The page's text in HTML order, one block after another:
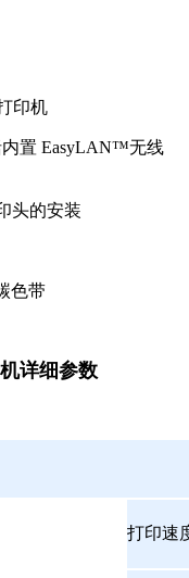
印机
置 EasyLAN™无线
头的安装
色带
详细参数
打印速